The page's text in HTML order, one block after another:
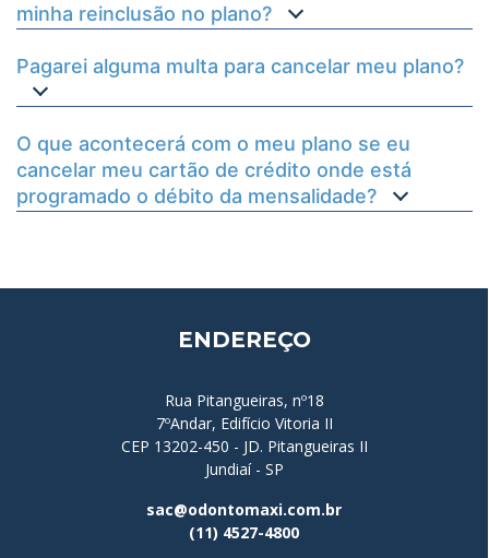
minha reinclusão no plano?
Pagarei alguma multa para cancelar meu plano?
O que acontecerá com o meu plano se eu
cancelar meu cartão de crédito onde está
programado o débito da mensalidade?
ENDEREÇO
Rua Pitangueiras, nº18
7ºAndar, Edifício Vitoria II
CEP 13202-450 - JD. Pitangueiras II
Jundiaí - SP
sac@odontomaxi.com.br
(11) 4527-4800